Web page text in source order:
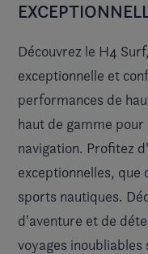
Découvrez le H4
exceptionnelle et
performances de
haut de gamme
navigation. Profitez
exceptionnelles, que
sports nautiques.
d'aventure et de
voyages inoubliables